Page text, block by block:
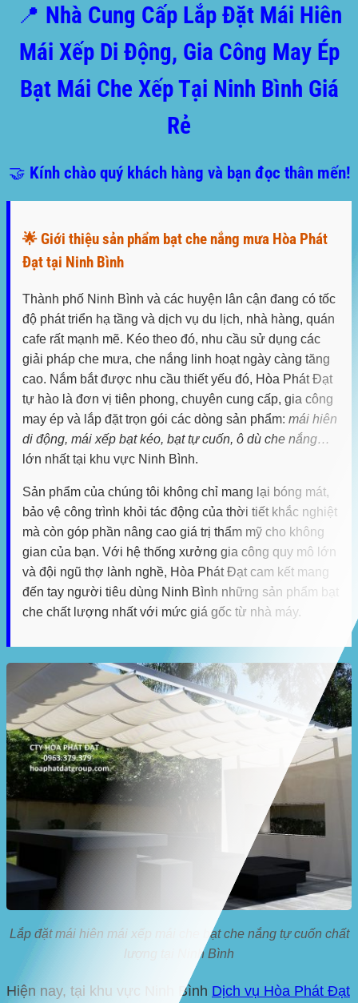
📍 Nhà Cung Cấp Lắp Đặt Mái Hiên
Mái Xếp Di Động, Gia Công May Ép
Bạt Mái Che Xếp Tại Ninh Bình Giá
Rẻ
🤝 Kính chào quý khách hàng và bạn đọc thân mến!
🌟 Giới thiệu sản phẩm bạt che nắng mưa Hòa Phát
Đạt tại Ninh Bình
Thành phố Ninh Bình và các huyện lân cận đang có tốc
độ phát triển hạ tầng và dịch vụ du lịch, nhà hàng, quán
cafe rất mạnh mẽ. Kéo theo đó, nhu cầu sử dụng các
giải pháp che mưa, che nắng linh hoạt ngày càng tăng
cao. Nắm bắt được nhu cầu thiết yếu đó, Hòa Phát Đạt
tự hào là đơn vị tiên phong, chuyên cung cấp, gia công
may ép và lắp đặt trọn gói các dòng sản phẩm: mái hiên
di động, mái xếp bạt kéo, bạt tự cuốn, ô dù che nắng…
lớn nhất tại khu vực Ninh Bình.
Sản phẩm của chúng tôi không chỉ mang lại bóng mát,
bảo vệ công trình khỏi tác động của thời tiết khắc nghiệt
mà còn góp phần nâng cao giá trị thẩm mỹ cho không
gian của bạn. Với hệ thống xưởng gia công quy mô lớn
và đội ngũ thợ lành nghề, Hòa Phát Đạt cam kết mang
đến tay người tiêu dùng Ninh Bình những sản phẩm bạt
che chất lượng nhất với mức giá gốc từ nhà máy.
Lắp đặt mái hiên mái xếp mái che bạt che nắng tự cuốn chất
lượng tại Ninh Bình
Hiện nay, tại khu vực Ninh Bình Dịch vụ Hòa Phát Đạt